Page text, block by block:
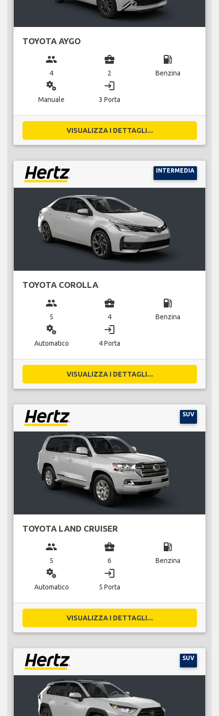
TOYOTA AYGO
group
4
business_center
2
local_gas_station
Benzina
miscellaneous_services
Manuale
login
3 Porta
VISUALIZZA I DETTAGLI...
INTERMEDIA
TOYOTA COROLLA
group
5
business_center
4
local_gas_station
Benzina
miscellaneous_services
Automatico
login
4 Porta
VISUALIZZA I DETTAGLI...
SUV
TOYOTA LAND CRUISER
group
5
business_center
6
local_gas_station
Benzina
miscellaneous_services
Automatico
login
5 Porta
VISUALIZZA I DETTAGLI...
SUV